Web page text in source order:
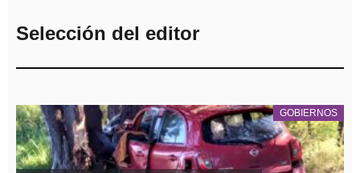
Selección del editor
GOBIERNOS